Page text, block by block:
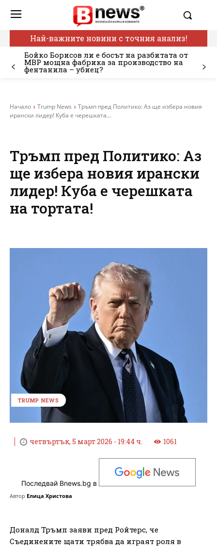
Най-важните новини с точния анализ!
Бойко Борисов ли е босът на разбитата от
МВР мощна фабрика за производство на
фентанила – убиец?
Начало Trump News
Тръмп пред Политико: Аз ще избера новия
ирански лидер! Куба е черешката...
Тръмп пред Политико: Аз
ще избера новия ирански
лидер! Куба е черешката
на тортата!
TRUMP NEWS
четвъртък, 5 март 2026 - 19:44 ч. 1061
Последвай Bnews.bg в
Автор Елица Христова
Доналд Тръмп заяви пред Ройтерс, че
Съединените щати трябва да играят роля в